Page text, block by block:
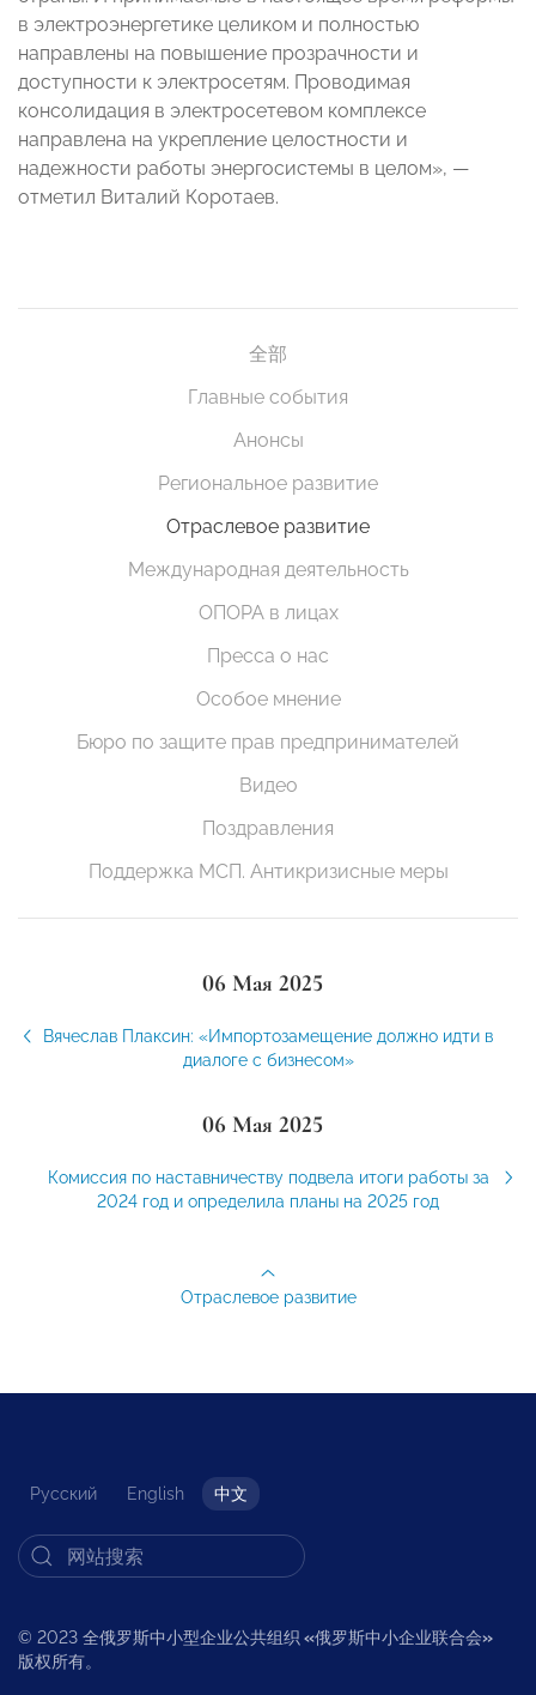
в электроэнергетике целиком и полностью
направлены на повышение прозрачности и
доступности к электросетям. Проводимая
консолидация в электросетевом комплексе
направлена на укрепление целостности и
надежности работы энергосистемы в целом», —
отметил Виталий Коротаев.
全部
Главные события
Анонсы
Региональное развитие
Отраслевое развитие
Международная деятельность
ОПОРА в лицах
Пресса о нас
Особое мнение
Бюро по защите прав предпринимателей
Видео
Поздравления
Поддержка МСП. Антикризисные меры
06 Мая 2025
Вячеслав Плаксин: «Импортозамещение должно идти в
диалоге с бизнесом»
06 Мая 2025
Комиссия по наставничеству подвела итоги работы за
2024 год и определила планы на 2025 год
Отраслевое развитие
Русский English 中文
© 2023 全俄罗斯中小型企业公共组织 «俄罗斯中小企业联合会»
版权所有。